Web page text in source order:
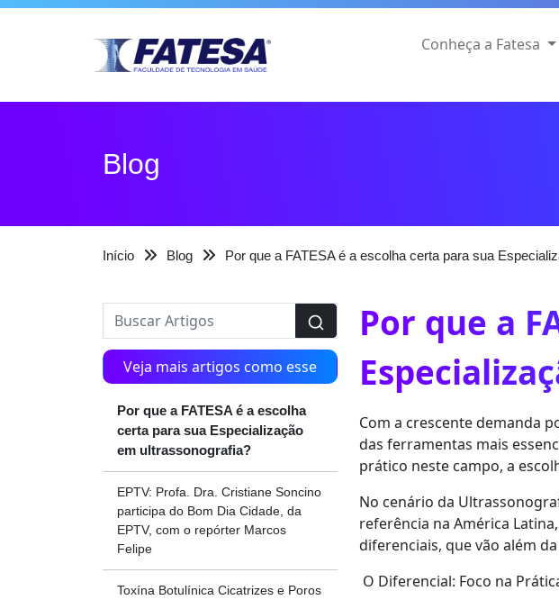
Conheça a Fatesa
Blog
Início Blog Por que a FATESA é a escolha certa para sua
Veja mais artigos como esse
Por que a FATESA é a escolha
certa para sua Especialização
em ultrassonografia?
EPTV: Profa. Dra. Cristiane Soncino
participa do Bom Dia Cidade, da
EPTV, com o repórter Marcos
Felipe
Toxína Botulínica Cicatrizes e Poros
Por que a
Com a crescente demanda
das ferramentas mais
prático neste campo, a
No cenário da
referência na América
diferenciais, que vão além
O Diferencial: Foco na